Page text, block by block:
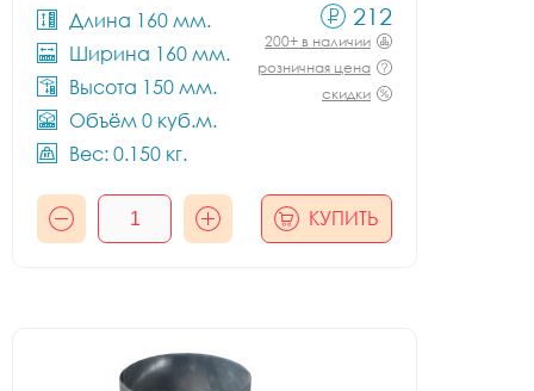
Длина 160 мм.
Ширина 160 мм.
Высота 150 мм.
Объём 0 куб.м.
Вес: 0.150 кг.
212
200+ в наличии
розничная цена
скидки
КУПИТЬ